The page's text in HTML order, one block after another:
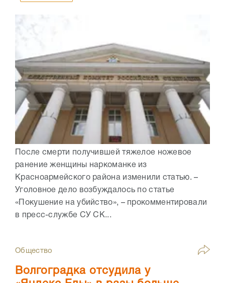
После смерти получившей тяжелое ножевое
ранение женщины наркоманке из
Красноармейского района изменили статью. –
Уголовное дело возбуждалось по статье
«Покушение на убийство», – прокомментировали
в пресс-службе СУ СК...
Общество
Волгоградка отсудила у